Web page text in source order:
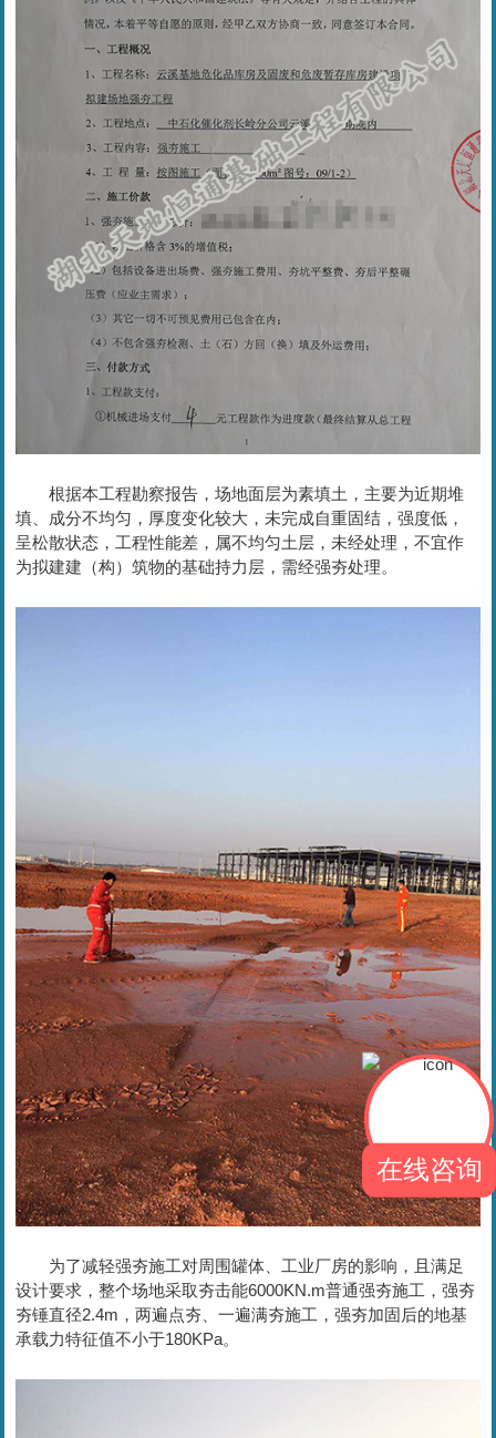
根据本工程勘察报告，场地面层为素填土，主要为近期堆
填、成分不均匀，厚度变化较大，未完成自重固结，强度低，
呈松散状态，工程性能差，属不均匀土层，未经处理，不宜作
为拟建建（构）筑物的基础持力层，需经强夯处理。
为了减轻强夯施工对周围罐体、工业厂房的影响，且满足
设计要求，整个场地采取夯击能6000KN.m普通强夯施工，强夯
夯锤直径2.4m，两遍点夯、一遍满夯施工，强夯加固后的地基
承载力特征值不小于180KPa。
在线咨询